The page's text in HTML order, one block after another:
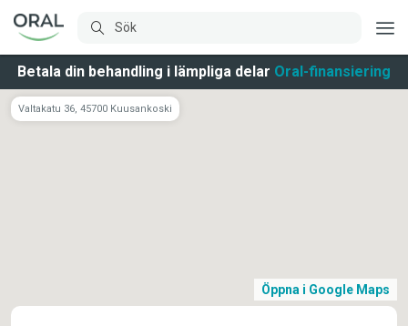
Betala din behandling i lämpliga delar Oral-finansiering
Valtakatu 36, 45700 Kuusankoski
Öppna i Google Maps